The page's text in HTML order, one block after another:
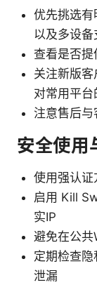
优先挑选有
以及多设
查看是否
关注新版
对常用平
注意售后
安全使用
使用强认证
启用 Kill
实IP
避免在公
定期检查
泄漏